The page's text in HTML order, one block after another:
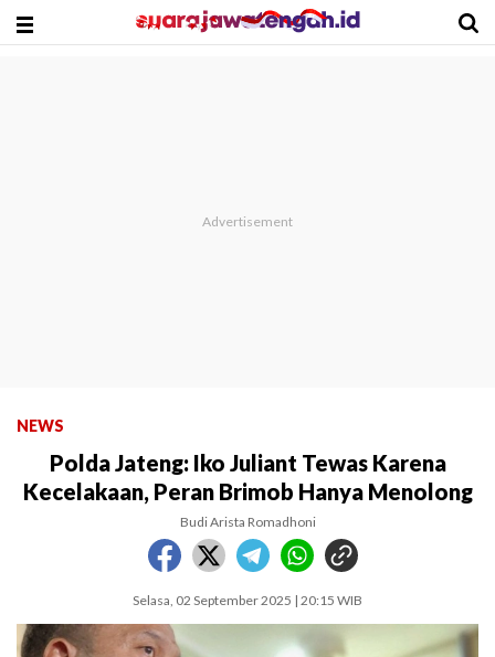
NEWS
Polda Jateng: Iko Juliant Tewas Karena
Kecelakaan, Peran Brimob Hanya Menolong
Budi Arista Romadhoni
Selasa, 02 September 2025 | 20:15 WIB